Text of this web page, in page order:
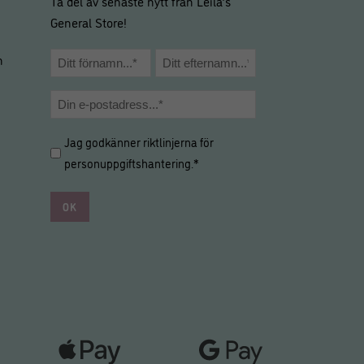
General Store!
Namn
E-
Hantering
av
*
Jag godkänner riktlinjerna för
personuppgiftshantering .*